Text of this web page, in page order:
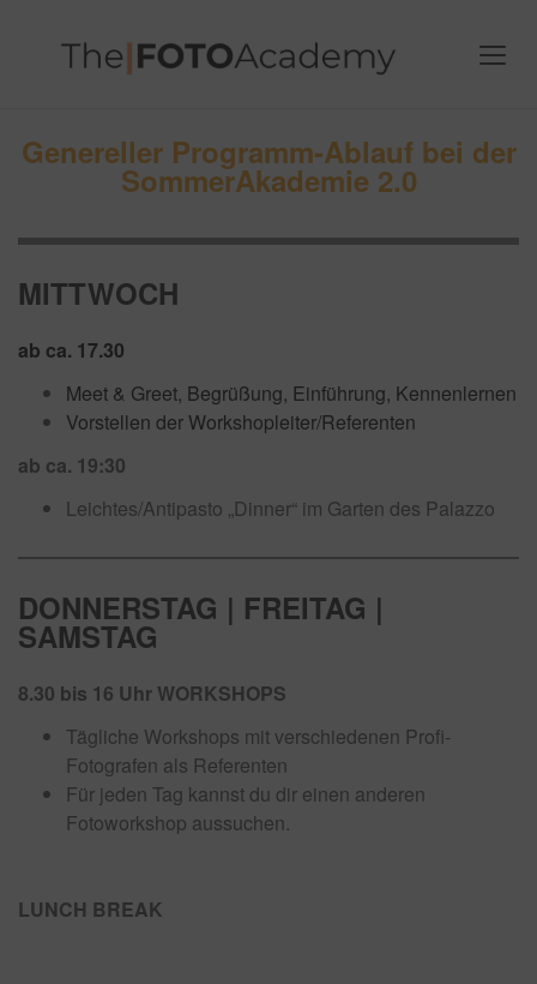
Genereller Programm-Ablauf bei der
SommerAkademie 2.0
MITTWOCH
ab ca. 17.30
Meet & Greet, Begrüßung, Einführung, Kennenlernen
Vorstellen der Workshopleiter/Referenten
ab ca. 19:30
Leichtes/Antipasto „Dinner“ im Garten des Palazzo
DONNERSTAG | FREITAG |
SAMSTAG
8.30 bis 16 Uhr WORKSHOPS
Tägliche Workshops mit verschiedenen Profi-
Fotografen als Referenten
Für jeden Tag kannst du dir einen anderen
Fotoworkshop aussuchen.
LUNCH BREAK